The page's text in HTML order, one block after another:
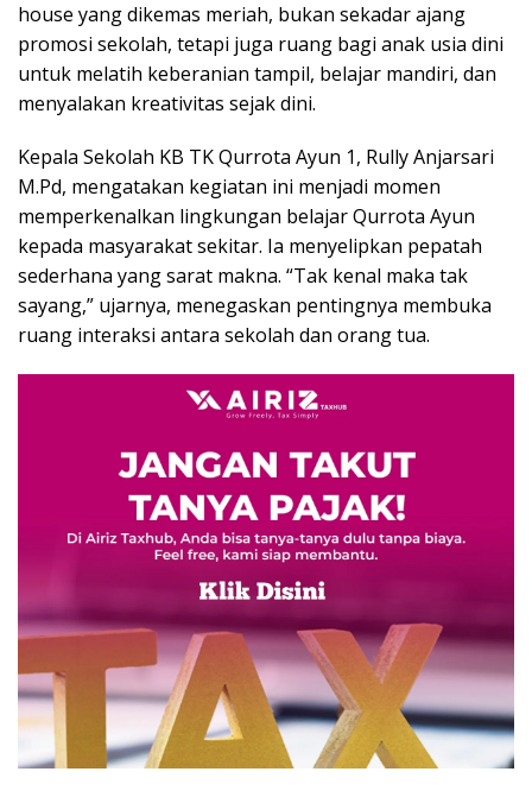
house yang dikemas meriah, bukan sekadar ajang
promosi sekolah, tetapi juga ruang bagi anak usia dini
untuk melatih keberanian tampil, belajar mandiri, dan
menyalakan kreativitas sejak dini.
Kepala Sekolah KB TK Qurrota Ayun 1, Rully Anjarsari
M.Pd, mengatakan kegiatan ini menjadi momen
memperkenalkan lingkungan belajar Qurrota Ayun
kepada masyarakat sekitar. Ia menyelipkan pepatah
sederhana yang sarat makna. “Tak kenal maka tak
sayang,” ujarnya, menegaskan pentingnya membuka
ruang interaksi antara sekolah dan orang tua.